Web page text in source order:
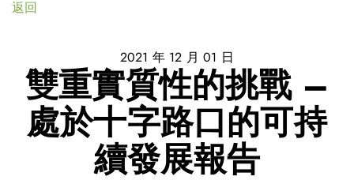
返回
2021 年 12 月 01 日
雙重實質性的挑戰 –
處於十字路口的可持
續發展報告